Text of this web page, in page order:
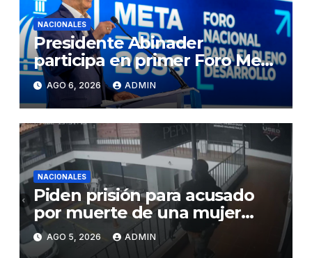
NACIONALES
Presidente Abinader
participa en primer Foro Meta
RD 2036 con miras a impulsar
el crecimiento económico,
fortalecer las instituciones y
elevar la productividad
AGO 6, 2026 ADMIN
NACIONALES
Piden prisión para acusado
por muerte de una mujer
durante intento de robo en
plaza comercial en Piantini
AGO 5, 2026 ADMIN